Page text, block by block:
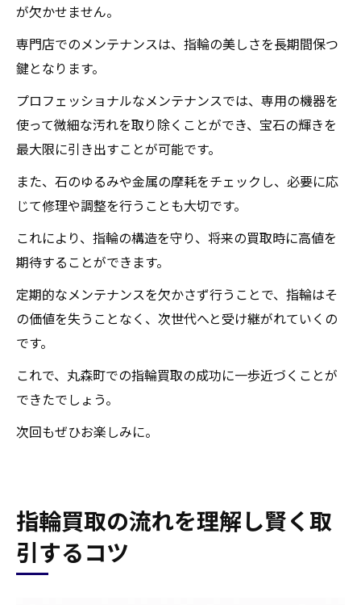
が欠かせません。
専門店でのメンテナンスは、指輪の美しさを長期間保つ
鍵となります。
プロフェッショナルなメンテナンスでは、専用の機器を
使って微細な汚れを取り除くことができ、宝石の輝きを
最大限に引き出すことが可能です。
また、石のゆるみや金属の摩耗をチェックし、必要に応
じて修理や調整を行うことも大切です。
これにより、指輪の構造を守り、将来の買取時に高値を
期待することができます。
定期的なメンテナンスを欠かさず行うことで、指輪はそ
の価値を失うことなく、次世代へと受け継がれていくの
です。
これで、丸森町での指輪買取の成功に一歩近づくことが
できたでしょう。
次回もぜひお楽しみに。
指輪買取の流れを理解し賢く取
引するコツ